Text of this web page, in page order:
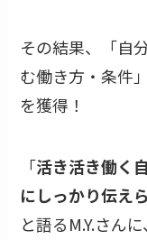
その結果、「自
む働き方・条件
を獲得！
「活き活き働く
にしっかり伝え
と語るM.Y.さん